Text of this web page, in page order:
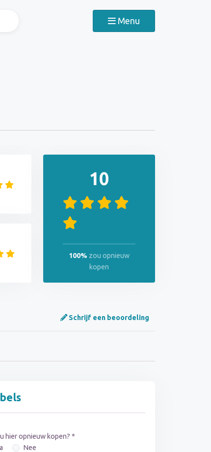
Menu
10
100% zou opnieuw
kopen
Schrijf een beoordeling
hier opnieuw kopen? *
Nee